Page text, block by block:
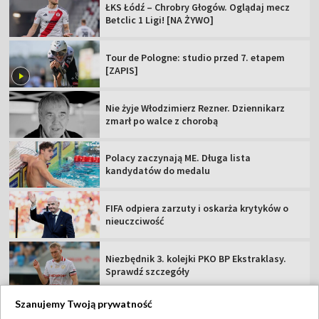
ŁKS Łódź – Chrobry Głogów. Oglądaj mecz
Betclic 1 Ligi! [NA ŻYWO]
Tour de Pologne: studio przed 7. etapem
[ZAPIS]
Nie żyje Włodzimierz Rezner. Dziennikarz
zmarł po walce z chorobą
Polacy zaczynają ME. Długa lista
kandydatów do medalu
FIFA odpiera zarzuty i oskarża krytyków o
nieuczciwość
Niezbędnik 3. kolejki PKO BP Ekstraklasy.
Sprawdź szczegóły
Szanujemy Twoją prywatność